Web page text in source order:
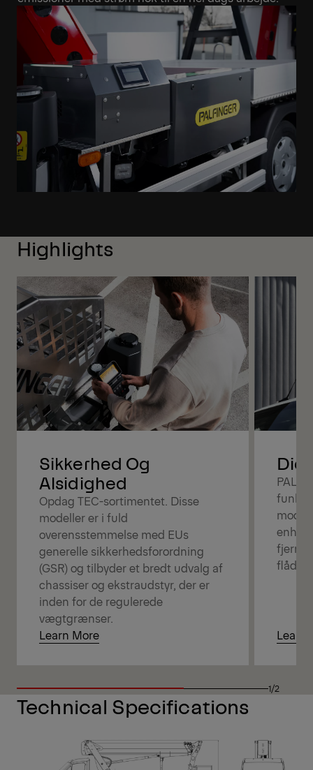
Highlights
Sikkerhed Og
Alsidighed
Opdag TEC-sortimentet. Disse
modeller er i fuld
overensstemmelse med EUs
generelle sikkerhedsforordning
(GSR) og tilbyder et bredt udvalg af
chassiser og ekstraudstyr, der er
inden for de regulerede
vægtgrænser.
Learn More
Learn
1/2
Technical Specifications